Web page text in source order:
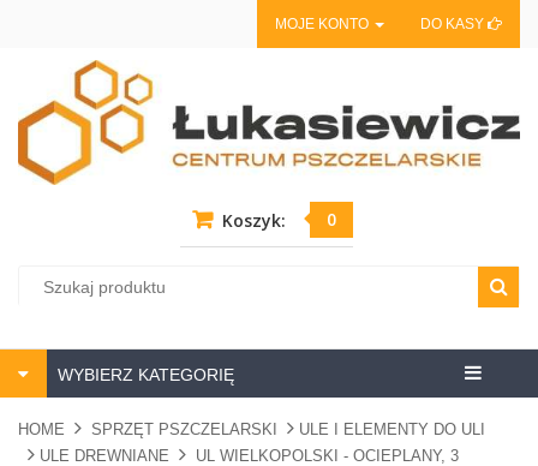
MOJE KONTO DO KASY
Koszyk: 0
Centrum
WYBIERZ KATEGORIĘ
HOME SPRZĘT PSZCZELARSKI
ULE I ELEMENTY DO ULI
ULE DREWNIANE
UL WIELKOPOLSKI - OCIEPLANY, 3